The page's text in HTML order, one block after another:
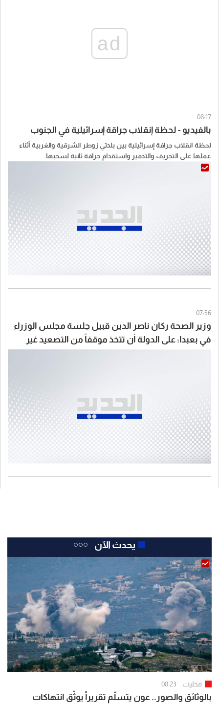
ad
08:17
بالفيديو - لحظة إنقلاب جراقة إسرائيلية في الجنوب
لحظة انقلاب جرافة إسرائيلية بين بلدتي زوطر الشرقية والغربية أثناء
عملها على التجريف والتدمير واستقدام جرافة ثانية لسحبها
07:56
وزير الصحة ركان ناصر الدين قبيل جلسة مجلس الوزراء
في بعبدا: على الدولة أن تتخذ موقفاً من التصعيد غير
يحدث الآن
محليات 08:23
بالوثائق والصور.. عون يتسلّم تقريراً يوثّق انتهاكات